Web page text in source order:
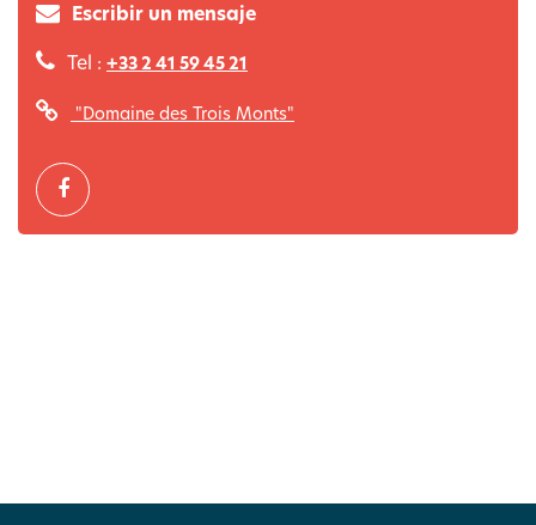
Escribir un mensaje
Tel : +33 2 41 59 45 21
"Domaine des Trois Monts"